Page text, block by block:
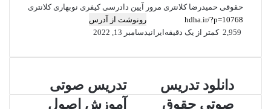
حقوقی حمیدرضا کلانتری مرور آیین دادرسی کیفری نوبهاری کلانتری
رونوشت از آدرس
ایرانیدسامبر 13, 2022 کمتر از یک دقیقه
تدریس صوتی
آموزش اصول
دانلود تدریس
صوتی حقوق